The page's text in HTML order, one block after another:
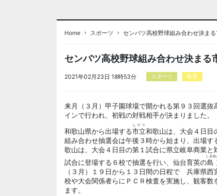
Home › スポーツ › センバツ高校野球組み合わせ決ま
センバツ高校野球組み合わせ決まる
2021年02月23日 18時53分 スポーツ 教育
来月（３月）甲子園球場で開かれる第９３回選
インで行われ、初戦の対戦相手が決まりました。
和歌山県から出場する市立
しりつ
和歌山は、大会４日目
組み合わせ抽選会は午後３時から始まり、出場
歌山は、大会４日目の第１試合に県立岐阜商業
試合に登場する６校で抽選を行い、仙台育英の島
しまぬ
（３月）１９日から１３日間の日程で 兵庫県
校や大会関係者らにＰＣＲ検査を実施し、観客
ます。